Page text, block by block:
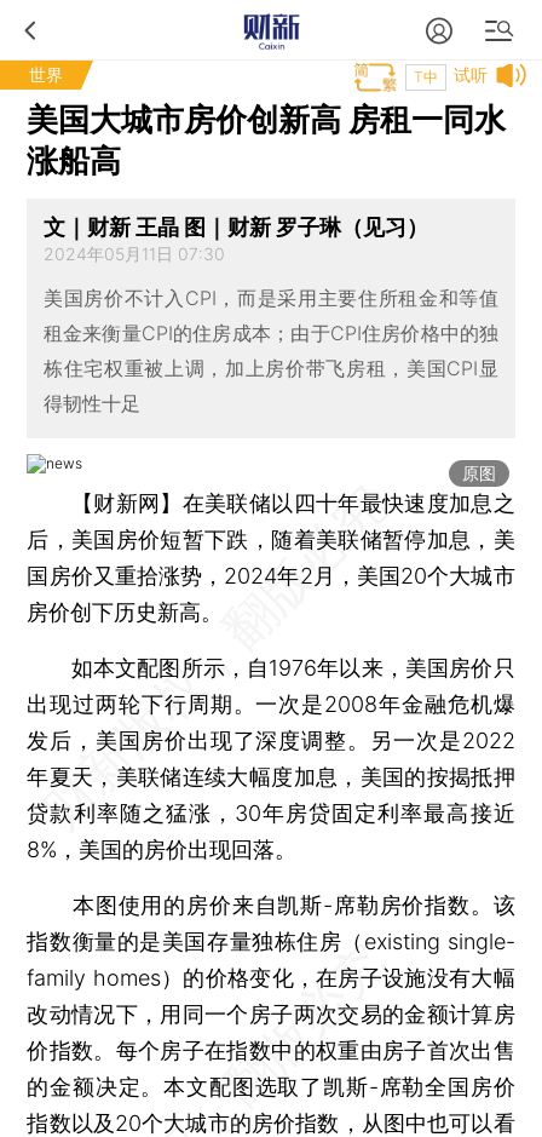
世界 试听
T中
美国大城市房价创新高 房租一同水
涨船高
文｜财新 王晶 图｜财新 罗子琳（见习）
2024年05月11日 07:30
美国房价不计入CPI，而是采用主要住所租金和等值
租金来衡量CPI的住房成本；由于CPI住房价格中的独
栋住宅权重被上调，加上房价带飞房租，美国CPI显
得韧性十足
原图
【财新网】 在美联储以四十年最快速度加息之
后，美国房价短暂下跌，随着美联储暂停加息，美
国房价又重拾涨势，2024年2月，美国20个大城市
房价创下历史新高。
如本文配图所示，自1976年以来，美国房价只
出现过两轮下行周期。一次是2008年金融危机爆
发后，美国房价出现了深度调整。另一次是2022
年夏天，美联储连续大幅度加息，美国的按揭抵押
贷款利率随之猛涨，30年房贷固定利率最高接近
8%，美国的房价出现回落。
本图使用的房价来自凯斯-席勒房价指数。该
指数衡量的是美国存量独栋住房（existing single-
family homes）的价格变化，在房子设施没有大幅
改动情况下，用同一个房子两次交易的金额计算房
价指数。每个房子在指数中的权重由房子首次出售
的金额决定。本文配图选取了凯斯-席勒全国房价
指数以及20个大城市的房价指数，从图中也可以看